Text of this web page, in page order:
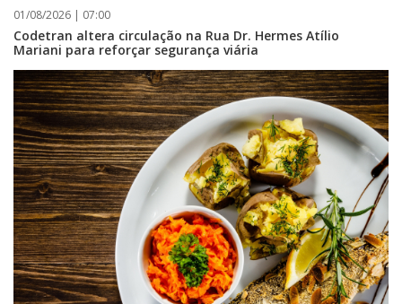
01/08/2026 | 07:00
Codetran altera circulação na Rua Dr. Hermes Atílio
Mariani para reforçar segurança viária